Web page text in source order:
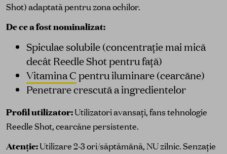
Shot) adaptată pentru zona ochilor.
De ce a fost nominalizat:
Spiculae solubile (concentrație mai mică
decât Reedle Shot pentru față)
Vitamina C pentru iluminare (cearcăne)
Penetrare crescută a ingredientelor
Profil utilizator:Utilizatori avansați, fans tehnologie
Reedle Shot, cearcăne persistente.
Atenție:Utilizare 2-3 ori/săptămână, NU zilnic. Senzație